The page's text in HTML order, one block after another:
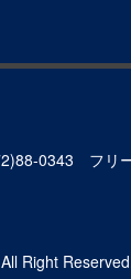
0343 フリ
Right